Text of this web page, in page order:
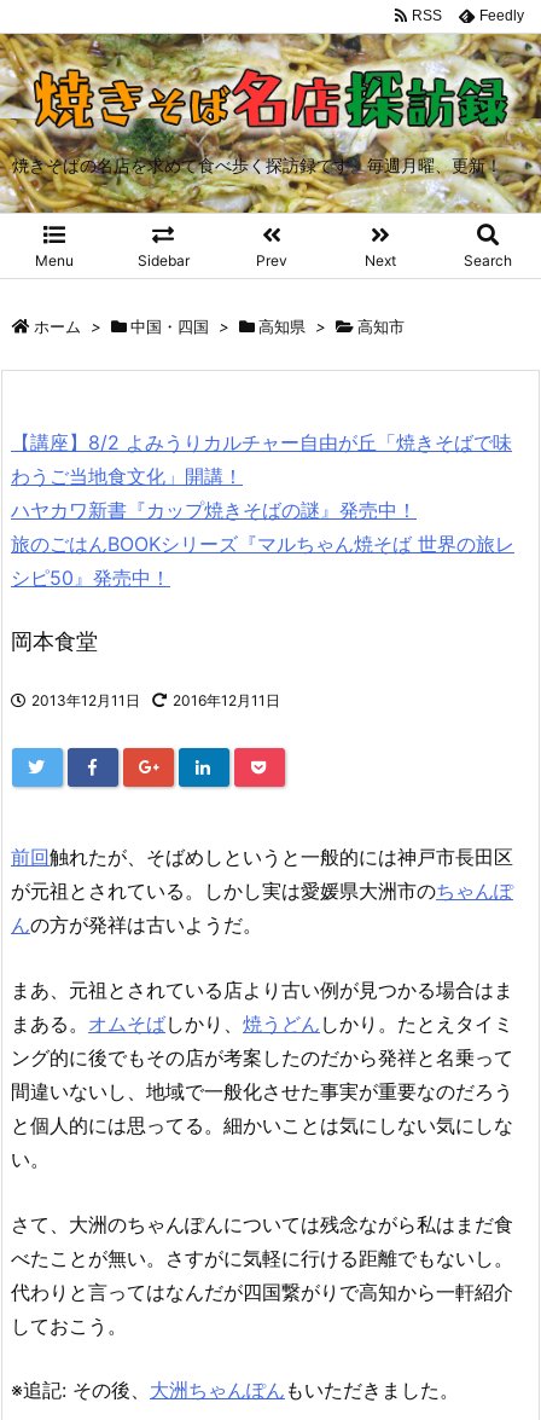
焼きそばの名店を求めて食べ歩く探訪録です。毎週月曜、更新！
Menu Sidebar Prev Next Search
RSS Feedly
ホーム > 中国・四国 > 高知県 > 高知市
【講座】8/2 よみうりカルチャー自由が丘「焼きそばで味
わうご当地食文化」開講！
ハヤカワ新書『カップ焼きそばの謎』発売中！
旅のごはんBOOKシリーズ『マルちゃん焼そば 世界の旅レ
シピ50』発売中！
岡本食堂
2013年12月11日 2016年12月11日
前回触れたが、そばめしというと一般的には神戸市長田区
が元祖とされている。しかし実は愛媛県大洲市のちゃんぽ
んの方が発祥は古いようだ。
まあ、元祖とされている店より古い例が見つかる場合はま
まある。 オムそばしかり、 焼うどん しかり。たとえタイミ
ング的に後でもその店が考案したのだから発祥と名乗って
間違いないし、地域で一般化させた事実が重要なのだろう
と個人的には思ってる。細かいことは気にしない気にしな
い。
さて、大洲のちゃんぽんについては残念ながら私はまだ食
べたことが無い。さすがに気軽に行ける距離でもないし。
代わりと言ってはなんだが四国繋がりで高知から一軒紹介
しておこう。
※追記: その後、 大洲ちゃんぽん もいただきました。